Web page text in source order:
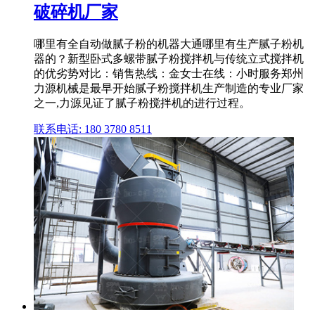
破碎机厂家
哪里有全自动做腻子粉的机器大通哪里有生产腻子粉机
器的？新型卧式多螺带腻子粉搅拌机与传统立式搅拌机
的优劣势对比：销售热线：金女士在线：小时服务郑州
力源机械是最早开始腻子粉搅拌机生产制造的专业厂家
之一,力源见证了腻子粉搅拌机的进行过程。
联系电话: 180 3780 8511